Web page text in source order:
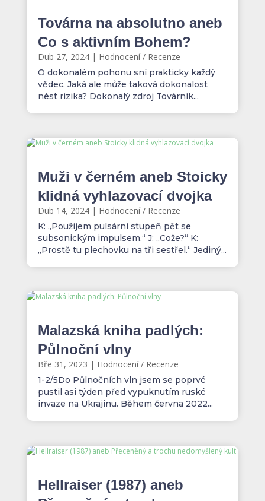
Továrna na absolutno aneb
Co s aktivním Bohem?
Dub 27, 2024| Hodnocení / Recenze
O dokonalém pohonu sní prakticky každý
vědec. Jaká ale může taková dokonalost
nést rizika? Dokonalý zdroj Továrník...
Muži v černém aneb Stoicky
klidná vyhlazovací dvojka
Dub 14, 2024| Hodnocení / Recenze
K: „Použijem pulsární stupeň pět se
subsonickým impulsem.“ J: „Cože?“ K:
„Prostě tu plechovku na tři sestřel.“ Jediný...
Malazská kniha padlých:
Půlnoční vlny
Bře 31, 2023 | Hodnocení / Recenze
1-2/5Do Půlnočních vln jsem se poprvé
pustil asi týden před vypuknutím ruské
invaze na Ukrajinu. Během června 2022...
Hellraiser (1987) aneb